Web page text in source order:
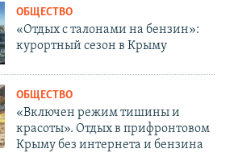
ОБЩЕСТВО
«Отдых с талонами на бензин»:
курортный сезон в Крыму
ОБЩЕСТВО
«Включен режим тишины и
красоты». Отдых в прифронтовом
Крыму без интернета и бензина